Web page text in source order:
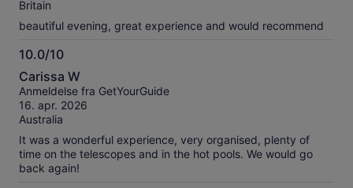
anmeldelser
Britain
beautiful evening, great experience and would recommend
10.0/10
10.0
ud
af
10
Carissa W
Anmeldelse fra GetYourGuide
16. apr. 2026
Australia
It was a wonderful experience, very organised, plenty of
time on the telescopes and in the hot pools. We would go
back again!